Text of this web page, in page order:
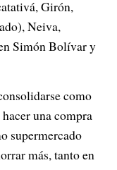
Girón,
Neiva,
Simón Bolívar y
como
una compra
supermercado
más, tanto en